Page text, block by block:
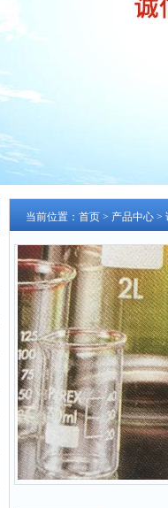
当前位置： 首页 > 产品中心 >